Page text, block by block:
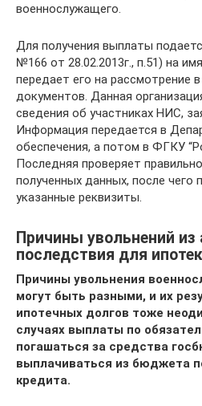
военнослужащего.
Для получения выплаты
№166 от 28.02.2013г., п.51) на
передает его на рассмотрение
документов. Данная
сведения об участниках НИС,
Информация передается в
обеспечения, а потом в ФГКУ
Последняя проверяет
полученных данных, после чего
указанные реквизиты.
Причины увольнений из
последствия для
Причины увольнения
могут быть разными, и их
ипотечных долгов тоже
случаях выплаты по
погашаться за средства
выплачиваться из бюджета
кредита.